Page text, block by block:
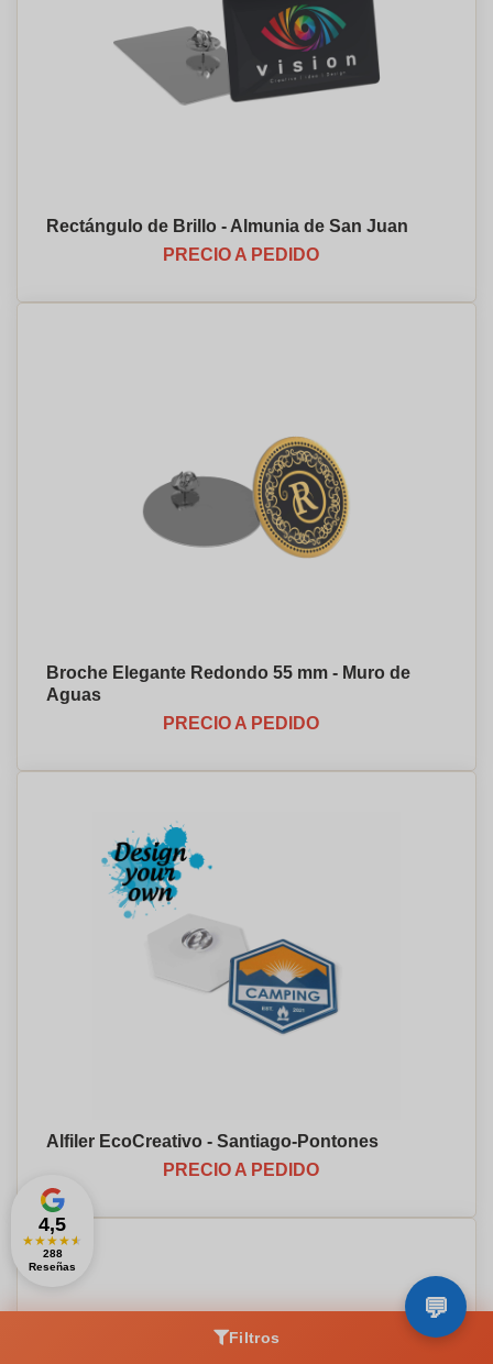
Rectángulo de Brillo - Almunia de San Juan
PRECIO A PEDIDO
Broche Elegante Redondo 55 mm - Muro de
Aguas
PRECIO A PEDIDO
Alfiler EcoCreativo - Santiago-Pontones
PRECIO A PEDIDO
Filtros
4,5
★★★★★
288
Reseñas